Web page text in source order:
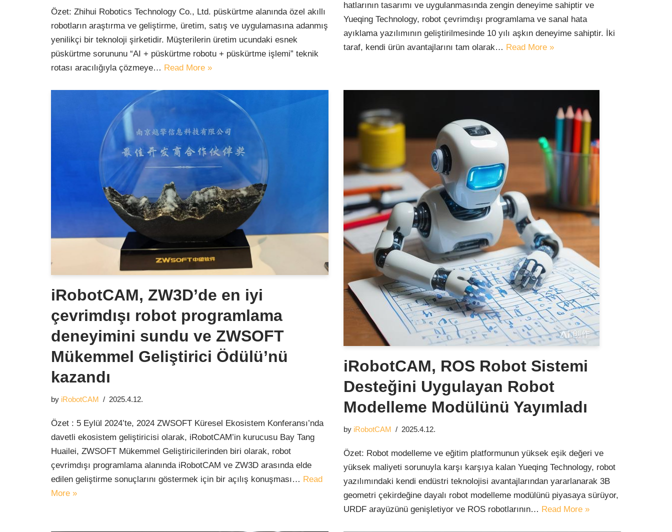
Özet: Zhihui Robotics Technology Co., Ltd. püskürtme alanında özel akıllı
robotların araştırma ve geliştirme, üretim, satış ve uygulamasına adanmış
yenilikçi bir teknoloji şirketidir. Müşterilerin üretim ucundaki esnek
püskürtme sorununu “AI + püskürtme robotu + püskürtme işlemi” teknik
rotası aracılığıyla çözmeye… Read More »
hatlarının tasarımı ve uygulanmasında zengin deneyime sahiptir ve
Yueqing Technology, robot çevrimdışı programlama ve sanal hata
ayıklama yazılımının geliştirilmesinde 10 yılı aşkın deneyime sahiptir. İki
taraf, kendi ürün avantajlarını tam olarak… Read More »
iRobotCAM, ZW3D’de en iyi
çevrimdışı robot programlama
deneyimini sundu ve ZWSOFT
Mükemmel Geliştirici Ödülü’nü
kazandı
by iRobotCAM 2025.4.12.
Özet : 5 Eylül 2024’te, 2024 ZWSOFT Küresel Ekosistem Konferansı’nda
davetli ekosistem geliştiricisi olarak, iRobotCAM’in kurucusu Bay Tang
Huailei, ZWSOFT Mükemmel Geliştiricilerinden biri olarak, robot
çevrimdışı programlama alanında iRobotCAM ve ZW3D arasında elde
edilen geliştirme sonuçlarını göstermek için bir açılış konuşması… Read
More »
iRobotCAM, ROS Robot Sistemi
Desteğini Uygulayan Robot
Modelleme Modülünü Yayımladı
by iRobotCAM 2025.4.12.
Özet: Robot modelleme ve eğitim platformunun yüksek eşik değeri ve
yüksek maliyeti sorunuyla karşı karşıya kalan Yueqing Technology, robot
yazılımındaki kendi endüstri teknolojisi avantajlarından yararlanarak 3B
geometri çekirdeğine dayalı robot modelleme modülünü piyasaya sürüyor,
URDF arayüzünü genişletiyor ve ROS robotlarının… Read More »